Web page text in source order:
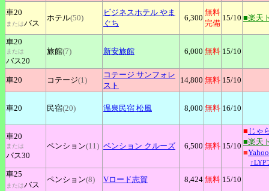
車20
またはバス
ホテル(50)
ビジネスホテル やま
ぐち
6,300
無料
完備
15/10 ■楽天
車20
または
バス20
旅館(7) 新安旅館 6,000 無料 15/10
車20 コテージ(1)
コテージ サンフォレ
スト
14,800 無料 15/10
車20 民宿(20) 温泉民宿 松風 8,000 無料 16/10
車20
または
バス30
ペンション(11) ペンション クルーズ 6,500 無料 15/10
■ じゃ
■楽天
■
↑LYP
車25
またはバス
ペンション(8) Vロード志賀 8,424 無料 15/10